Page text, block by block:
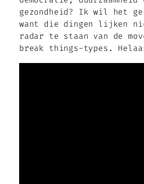
gezondheid? Ik wil het
want die dingen lijken
radar te staan van de
break things-types.